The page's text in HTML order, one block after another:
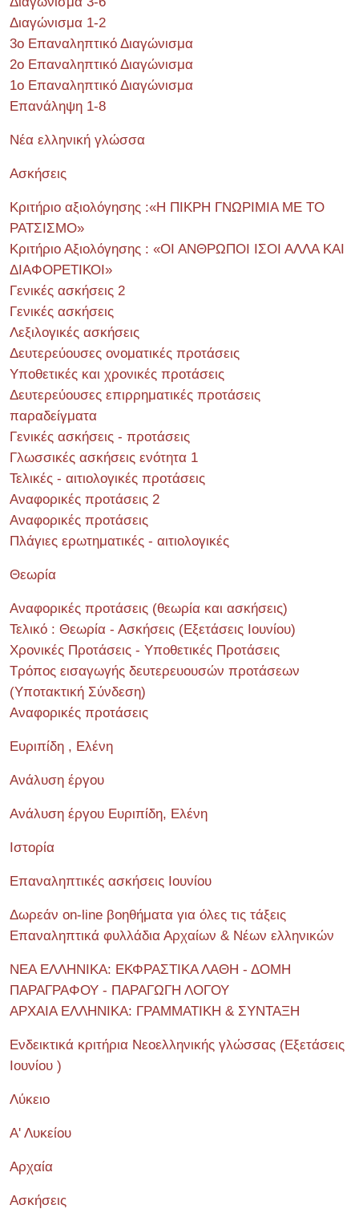
Διαγώνισμα 1-2
3ο Επαναληπτικό Διαγώνισμα
2ο Επαναληπτικό Διαγώνισμα
1ο Επαναληπτικό Διαγώνισμα
Επανάληψη 1-8
Νέα ελληνική γλώσσα
Ασκήσεις
Κριτήριο αξιολόγησης :«Η ΠΙΚΡΗ ΓΝΩΡΙΜΙΑ ΜΕ ΤΟ
ΡΑΤΣΙΣΜΟ»
Κριτήριο Αξιολόγησης : «ΟΙ ΑΝΘΡΩΠΟΙ ΙΣΟΙ ΑΛΛΑ ΚΑΙ
ΔΙΑΦΟΡΕΤΙΚΟΙ»
Γενικές ασκήσεις 2
Γενικές ασκήσεις
Λεξιλογικές ασκήσεις
Δευτερεύουσες ονοματικές προτάσεις
Υποθετικές και χρονικές προτάσεις
Δευτερεύουσες επιρρηματικές προτάσεις
παραδείγματα
Γενικές ασκήσεις - προτάσεις
Γλωσσικές ασκήσεις ενότητα 1
Τελικές - αιτιολογικές προτάσεις
Αναφορικές προτάσεις 2
Αναφορικές προτάσεις
Πλάγιες ερωτηματικές - αιτιολογικές
Θεωρία
Αναφορικές προτάσεις (θεωρία και ασκήσεις)
Τελικό : Θεωρία - Ασκήσεις (Εξετάσεις Ιουνίου)
Χρονικές Προτάσεις - Υποθετικές Προτάσεις
Τρόπος εισαγωγής δευτερευουσών προτάσεων
(Υποτακτική Σύνδεση)
Αναφορικές προτάσεις
Ευριπίδη , Ελένη
Ανάλυση έργου
Ανάλυση έργου Ευριπίδη, Ελένη
Ιστορία
Επαναληπτικές ασκήσεις Ιουνίου
Δωρεάν on-line βοηθήματα για όλες τις τάξεις
Επαναληπτικά φυλλάδια Αρχαίων & Νέων ελληνικών
ΝΕΑ ΕΛΛΗΝΙΚΑ: ΕΚΦΡΑΣΤΙΚΑ ΛΑΘΗ - ΔΟΜΗ
ΠΑΡΑΓΡΑΦΟΥ - ΠΑΡΑΓΩΓΗ ΛΟΓΟΥ
ΑΡΧΑΙΑ ΕΛΛΗΝΙΚΑ: ΓΡΑΜΜΑΤΙΚΗ & ΣΥΝΤΑΞΗ
Ενδεικτικά κριτήρια Νεοελληνικής γλώσσας (Εξετάσεις
Ιουνίου )
Λύκειο
Α' Λυκείου
Αρχαία
Ασκήσεις